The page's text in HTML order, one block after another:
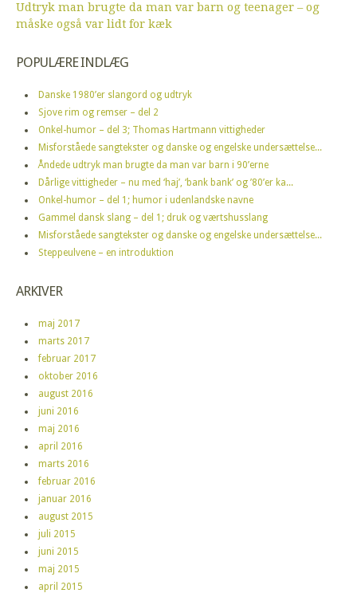
Udtryk man brugte da man var barn og teenager – og
måske også var lidt for kæk
POPULÆRE INDLÆG
Danske 1980’er slangord og udtryk
Sjove rim og remser – del 2
Onkel-humor – del 3; Thomas Hartmann vittigheder
Misforståede sangtekster og danske og engelske undersættelse...
Åndede udtryk man brugte da man var barn i 90’erne
Dårlige vittigheder – nu med ‘haj’, ‘bank bank’ og ’80’er ka...
Onkel-humor – del 1; humor i udenlandske navne
Gammel dansk slang – del 1; druk og værtshusslang
Misforståede sangtekster og danske og engelske undersættelse...
Steppeulvene – en introduktion
ARKIVER
maj 2017
marts 2017
februar 2017
oktober 2016
august 2016
juni 2016
maj 2016
april 2016
marts 2016
februar 2016
januar 2016
august 2015
juli 2015
juni 2015
maj 2015
april 2015